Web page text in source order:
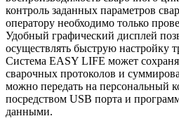
контроль заданных параметров
оператору необходимо только
Удобный графический дисплей
осуществлять быструю настройку
Система EASY LIFE может
сварочных протоколов и
можно передать на персональный
посредством USB порта и
данными.